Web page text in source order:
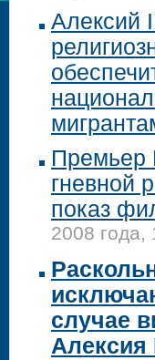
Алексий
Премьер
гневной
показ
2008 года,
случае
Алексия